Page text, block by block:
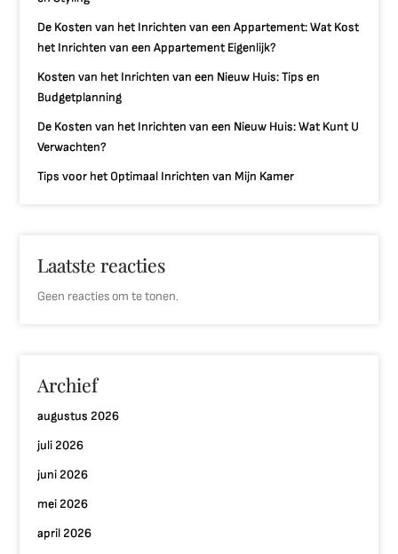
De Kosten van het Inrichten van een Appartement: Wat Kost
het Inrichten van een Appartement Eigenlijk?
Kosten van het Inrichten van een Nieuw Huis: Tips en
Budgetplanning
De Kosten van het Inrichten van een Nieuw Huis: Wat Kunt U
Verwachten?
Tips voor het Optimaal Inrichten van Mijn Kamer
Laatste reacties
Geen reacties om te tonen.
Archief
augustus 2026
juli 2026
juni 2026
mei 2026
april 2026